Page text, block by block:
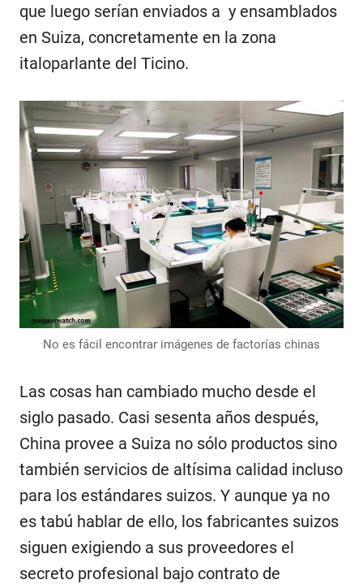
que luego serían enviados a y ensamblados
en Suiza, concretamente en la zona
italoparlante del Ticino.
No es fácil encontrar imágenes de factorías chinas
Las cosas han cambiado mucho desde el
siglo pasado. Casi sesenta años después,
China provee a Suiza no sólo productos sino
también servicios de altísima calidad incluso
para los estándares suizos. Y aunque ya no
es tabú hablar de ello, los fabricantes suizos
siguen exigiendo a sus proveedores el
secreto profesional bajo contrato de